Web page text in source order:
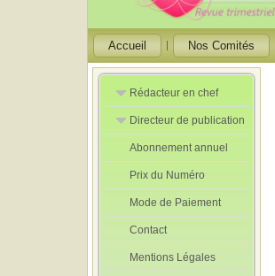
Accueil Nos Comités
Rédacteur en chef
Rédacteurs en
Chef Adjoint
Directeur de publication
Directeur de
publication
adjoint
Abonnement annuel
Prix du Numéro
Mode de Paiement
Contact
Mentions Légales